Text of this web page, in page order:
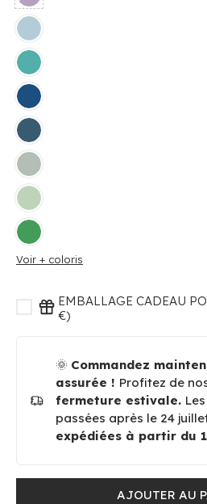
Voir + coloris
EMBALLAGE CADEAU
€)
🌞 Commandez
assurée ! Profitez de
fermeture estivale.
passées après le 24
expédiées à partir du
AJOUTER AU